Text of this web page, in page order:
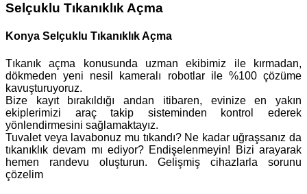
Selçuklu Tıkanıklık Açma
Konya Selçuklu Tıkanıklık Açma
Tıkanık açma konusunda uzman ekibimiz ile kırmadan,
dökmeden yeni nesil kameralı robotlar ile %100 çözüme
kavuşturuyoruz.
Bize kayıt bırakıldığı andan itibaren, evinize en yakın
ekiplerimizi araç takip sisteminden kontrol ederek
yönlendirmesini sağlamaktayız.
Tuvalet veya lavabonuz mu tıkandı? Ne kadar uğraşsanız da
tıkanıklık devam mı ediyor? Endişelenmeyin! Bizi arayarak
hemen randevu oluşturun. Gelişmiş cihazlarla sorunu
çözelim